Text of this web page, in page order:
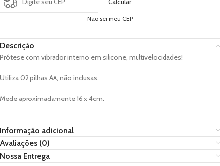
Calcular
Não sei meu CEP
Descrição
Prótese com vibrador interno em silicone, multivelocidades!
Utiliza 02 pilhas AA, não inclusas.
Mede aproximadamente 16 x 4cm.
Informação adicional
Avaliações (0)
Nossa Entrega